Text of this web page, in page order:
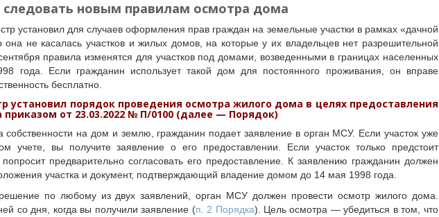
следовать новым правилам осмотра дома
установил для случаев оформления прав граждан на земельные участки в рамках «дачной
не касалась участков и жилых домов, на которые у их владельцев нет разрешительной
правила изменятся для участков под домами, возведенными в границах населенных
года. Если гражданин использует такой дом для постоянного проживания, он вправе
бесплатно.
установил порядок проведения осмотра жилого дома в целях предоставления
приказом от 23.03.2022 № П/0100 (далее — Порядок)
на дом и землю, гражданин подает заявление в орган МСУ. Если участок уже
учете, вы получите заявление о его предоставлении. Если участок только предстоит
попросит предварительно согласовать его предоставление. К заявлению гражданин должен
участка и документ, подтверждающий владение домом до 14 мая 1998 года.
по любому из двух заявлений, орган МСУ должен провести осмотр жилого дома.
со дня, когда вы получили заявление (п. 2 Порядка). Цель осмотра — убедиться в том, что